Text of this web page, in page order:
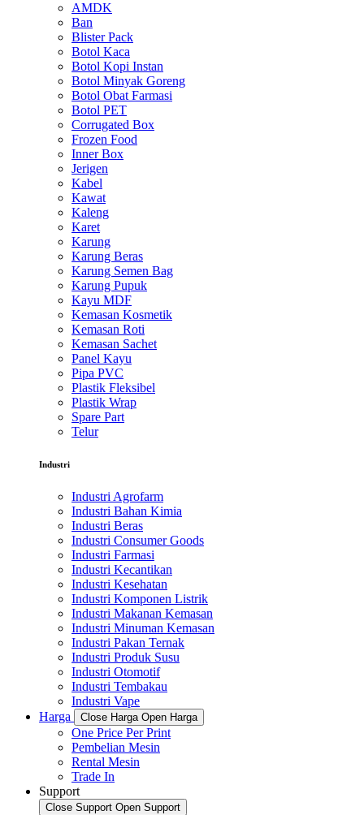
AMDK
Ban
Blister Pack
Botol Kaca
Botol Kopi Instan
Botol Minyak Goreng
Botol Obat Farmasi
Botol PET
Corrugated Box
Frozen Food
Inner Box
Jerigen
Kabel
Kawat
Kaleng
Karet
Karung
Karung Beras
Karung Semen Bag
Karung Pupuk
Kayu MDF
Kemasan Kosmetik
Kemasan Roti
Kemasan Sachet
Panel Kayu
Pipa PVC
Plastik Fleksibel
Plastik Wrap
Spare Part
Telur
Industri
Industri Agrofarm
Industri Bahan Kimia
Industri Beras
Industri Consumer Goods
Industri Farmasi
Industri Kecantikan
Industri Kesehatan
Industri Komponen Listrik
Industri Makanan Kemasan
Industri Minuman Kemasan
Industri Pakan Ternak
Industri Produk Susu
Industri Otomotif
Industri Tembakau
Industri Vape
Harga
Close Harga Open Harga
One Price Per Print
Pembelian Mesin
Rental Mesin
Trade In
Support
Close Support Open Support